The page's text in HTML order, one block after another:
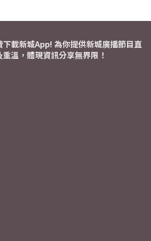
下載新城App! 為你提供新城廣播節目直
重溫，體現資訊分享無界限！